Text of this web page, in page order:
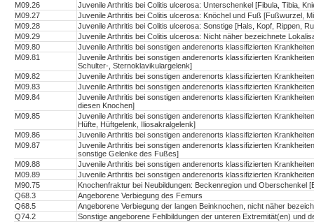
M09.26
Juvenile Arthritis bei Colitis ulcerosa: Unterschenkel [Fibula, Tibia,
M09.27
Juvenile Arthritis bei Colitis ulcerosa: Knöchel und Fuß [Fußwurzel,
M09.28
Juvenile Arthritis bei Colitis ulcerosa: Sonstige [Hals, Kopf, Rippen,
M09.29
Juvenile Arthritis bei Colitis ulcerosa: Nicht näher bezeichnete
M09.80
Juvenile Arthritis bei sonstigen anderenorts klassifizierten
M09.81
Juvenile Arthritis bei sonstigen anderenorts klassifizierten
Schulter-, Sternoklavikulargelenk]
M09.82
Juvenile Arthritis bei sonstigen anderenorts klassifizierten
M09.83
Juvenile Arthritis bei sonstigen anderenorts klassifizierten
M09.84
Juvenile Arthritis bei sonstigen anderenorts klassifizierten
diesen Knochen]
M09.85
Juvenile Arthritis bei sonstigen anderenorts klassifizierten
Hüfte, Hüftgelenk, Iliosakralgelenk]
M09.86
Juvenile Arthritis bei sonstigen anderenorts klassifizierten
M09.87
Juvenile Arthritis bei sonstigen anderenorts klassifizierten
sonstige Gelenke des Fußes]
M09.88
Juvenile Arthritis bei sonstigen anderenorts klassifizierten
M09.89
Juvenile Arthritis bei sonstigen anderenorts klassifizierten
M90.75
Knochenfraktur bei Neubildungen: Beckenregion und Oberschenkel
Q68.3
Angeborene Verbiegung des Femurs
Q68.5
Angeborene Verbiegung der langen Beinknochen, nicht näher
Q74.2
Sonstige angeborene Fehlbildungen der unteren Extremität(en) und